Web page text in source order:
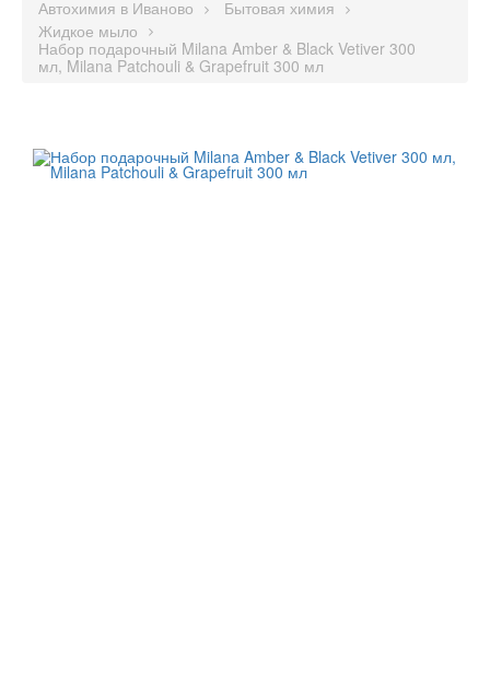
Автохимия в Иваново
Бытовая химия
Жидкое мыло
Набор подарочный Milana Amber & Black Vetiver 300
мл, Milana Patchouli & Grapefruit 300 мл